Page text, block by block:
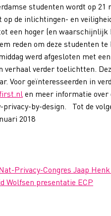
studenten wordt op 21
de inlichtingen- en
een hoger (en
reden om deze studenten
werd afgesloten met
verhaal verder toelichtten.
Voor geïnteresseerden in
en meer informatie
by-design. Tot de
2018
Privacy-Congres Jaap
Wolfsen presentatie ECP